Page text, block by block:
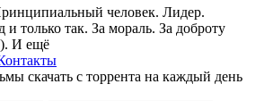
человек. Лидер.
только так. За мораль. За доброту
И ещё
скачать с торрента на каждый день